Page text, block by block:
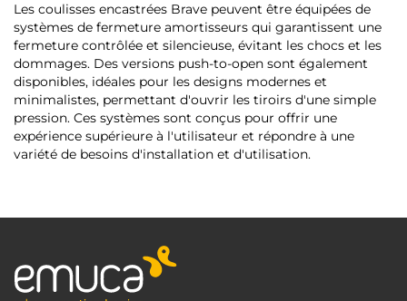
Les coulisses encastrées Brave peuvent être équipées de
systèmes de fermeture amortisseurs qui garantissent une
fermeture contrôlée et silencieuse, évitant les chocs et les
dommages. Des versions push-to-open sont également
disponibles, idéales pour les designs modernes et
minimalistes, permettant d'ouvrir les tiroirs d'une simple
pression. Ces systèmes sont conçus pour offrir une
expérience supérieure à l'utilisateur et répondre à une
variété de besoins d'installation et d'utilisation.